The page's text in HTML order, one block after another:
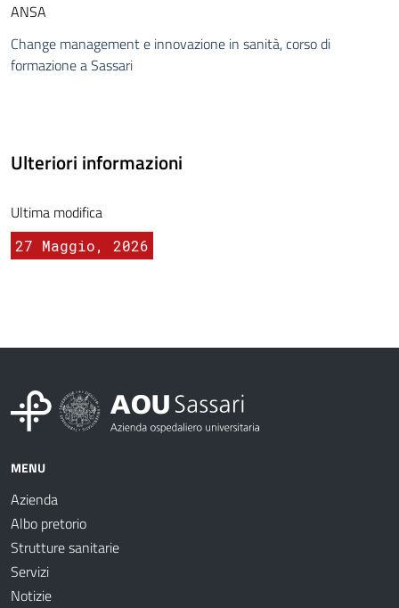
ANSA
Change management e innovazione in sanità, corso di
formazione a Sassari
Ulteriori informazioni
Ultima modifica
27 Maggio, 2026
MENU
Azienda
Albo pretorio
Strutture sanitarie
Servizi
Notizie